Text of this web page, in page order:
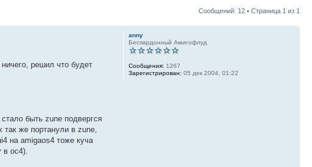
Сообщений: 12 • Страница 1 из 1
решил что будет
быть zune подвергся
же портанули в zune,
на amigaos4 тоже куча
ос4).
anny
Беспардонный Амигофлуд
Сообщения: 1267
Зарегистрирован: 05 дек 2004, 01:22